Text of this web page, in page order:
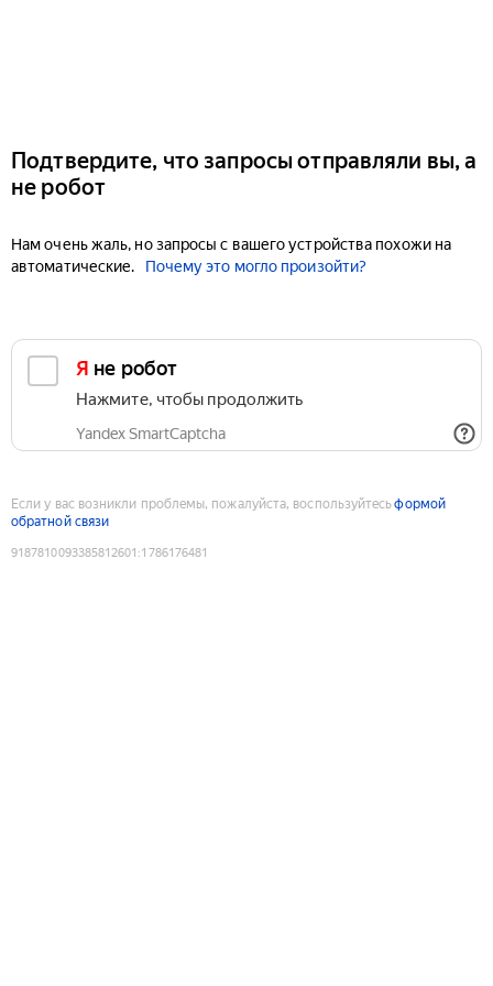
Подтвердите, что запросы отправляли вы, а
не робот
Нам очень жаль, но запросы с вашего устройства похожи на
автоматические.
Почему это могло произойти?
Я не робот
Нажмите, чтобы продолжить
Yandex SmartCaptcha
Если у вас возникли проблемы, пожалуйста, воспользуйтесьформой
обратной связи
9187810093385812601 :1786176481